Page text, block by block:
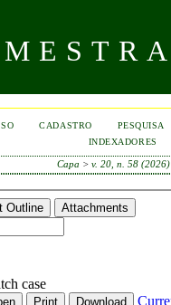
CADASTRO
PESQUISA
INDEXADORES
Capa >v. 20, n. 58 (2026)